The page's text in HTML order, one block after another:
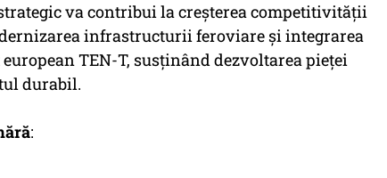
va contribui la creșterea competitivității
infrastructurii feroviare și integrarea
TEN-T, susținând dezvoltarea pieței
durabil.
: